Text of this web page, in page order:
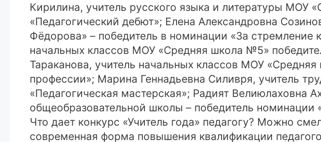
Кирилина, учитель русского языка и литературы МОУ
«Педагогический дебют»; Елена Александровна
Фёдорова» – победитель в номинации «За стремление
начальных классов МОУ «Средняя школа №5»
Тараканова, учитель начальных классов МОУ
профессии»; Марина Геннадьевна Силивря, учитель
«Педагогическая мастерская»; Радият Велиюлаховна
общеобразовательной школы – победитель номинации
Что дает конкурс «Учитель года» педагогу? Можно
современная форма повышения квалификации